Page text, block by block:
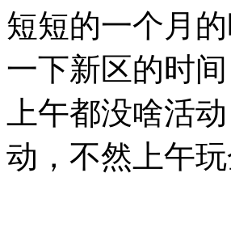
短短的一个月
一下新区的时
上午都没啥活
动，不然上午